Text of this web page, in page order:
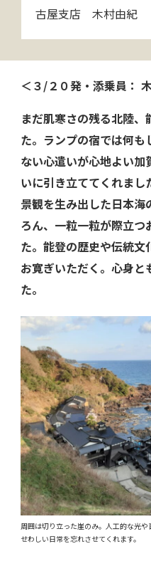
古屋支店 木村由紀
＜３/２０発・添乗員：
まだ肌寒さの残る北陸
た。ランプの宿では何
ない心遣いが心地よい
いに引き立ててくれま
景観を生み出した日本
ろん、一粒一粒が際立
た。能登の歴史や伝統文
お寛ぎいただく。心身
た。
周囲は切り立った崖のみ。人工的な光や
せわしい日常を忘れさせてくれます。